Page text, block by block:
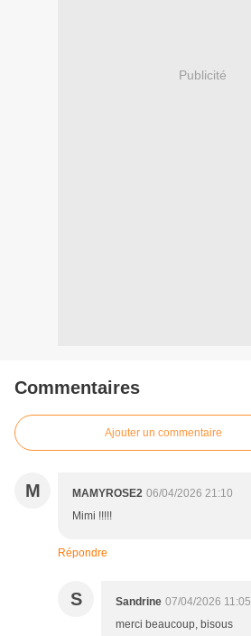
Publicité
Commentaires
Ajouter un commentaire
M MAMYROSE2 06/04/2026 21:10
Mimi !!!!!
Répondre
S Sandrine 07/04/2026 11:05
merci beaucoup, bisous